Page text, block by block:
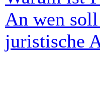
An wen
juristische